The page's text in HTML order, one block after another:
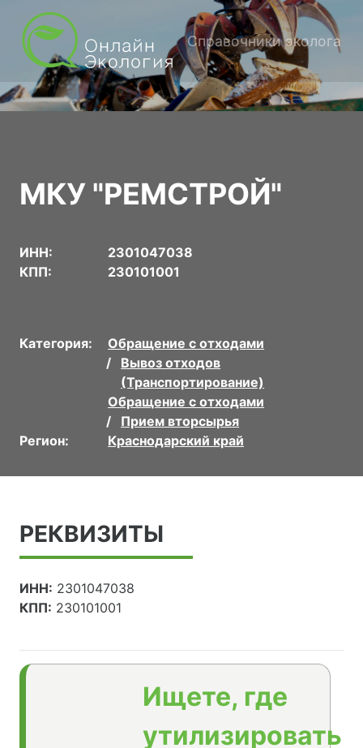
Справочники эколога
МКУ "РЕМСТРОЙ"
ИНН:
2301047038
КПП:
230101001
Категория:
Обращение с отходами
Вывоз отходов
(Транспортирование)
Обращение с отходами
Прием вторсырья
Регион:
Краснодарский край
РЕКВИЗИТЫ
ИНН: 2301047038
КПП: 230101001
Ищете, где
утилизировать